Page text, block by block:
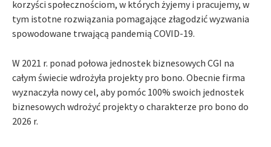
korzyści społecznościom, w których żyjemy i pracujemy, w
tym istotne rozwiązania pomagające złagodzić wyzwania
spowodowane trwającą pandemią COVID-19.
W 2021 r. ponad połowa jednostek biznesowych CGI na
całym świecie wdrożyła projekty pro bono. Obecnie firma
wyznaczyła nowy cel, aby pomóc 100% swoich jednostek
biznesowych wdrożyć projekty o charakterze pro bono do
2026 r.